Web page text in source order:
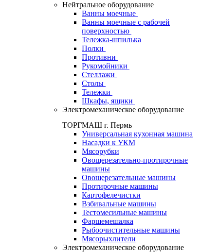
Нейтральное оборудование
Ванны моечные
Ванны моечные с рабочей
поверхностью
Тележка-шпилька
Полки
Противни
Рукомойники
Стеллажи
Столы
Тележки
Шкафы, ящики
Электромеханическое оборудование
ТОРГМАШ г. Пермь
Универсальная кухонная машина
Насадки к УКМ
Мясорубки
Овощерезательно-протирочные
машины
Овощерезательные машины
Протирочные машины
Картофелечистки
Взбивальные машины
Тестомесильные машины
Фаршемешалка
Рыбоочистительные машины
Мясорыхлители
Электромеханическое оборудование